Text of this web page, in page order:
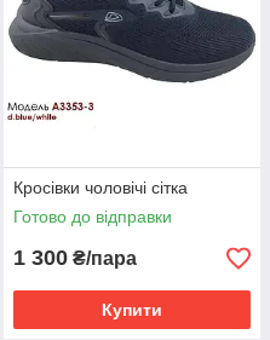
Кросівки чоловічі сітка
Готово до відправки
1 300 ₴/пара
Купити